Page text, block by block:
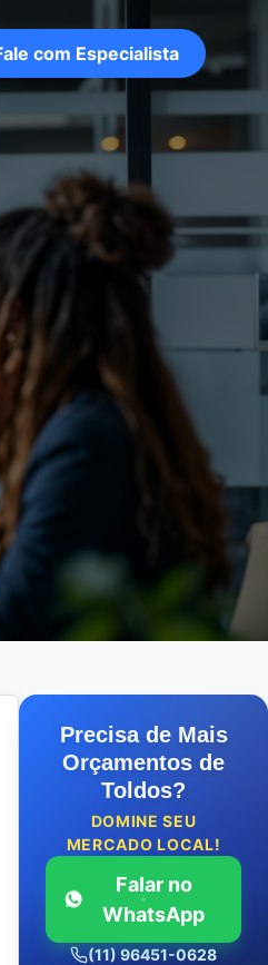
com Especialista
Precisa de Mais
Orçamentos de
Toldos?
DOMINE SEU
MERCADO LOCAL!
Falar no
WhatsApp
(11) 96451-0628